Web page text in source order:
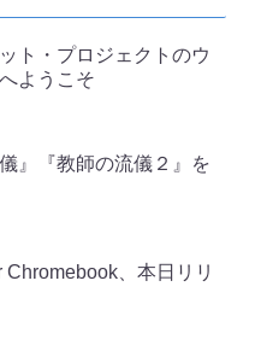
ト・プロジェクトのウ
ようこそ
儀』『教師の流儀２』を
Chromebook、本日リリ